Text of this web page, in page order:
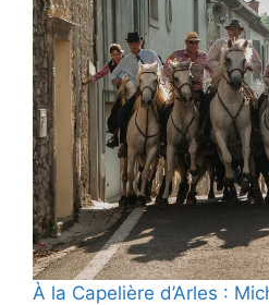
À la Capelière d’Arles :